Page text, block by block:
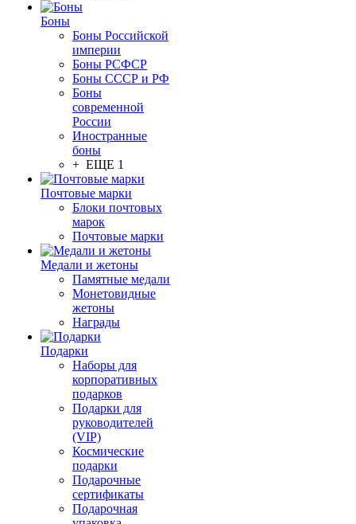
Боны
Боны Российской
империи
Боны РСФСР
Боны СССР и РФ
Боны
современной
России
Иностранные
боны
+ ЕЩЕ 1
Почтовые марки
Блоки почтовых
марок
Почтовые марки
Медали и жетоны
Памятные медали
Монетовидные
жетоны
Награды
Подарки
Наборы для
корпоративных
подарков
Подарки для
руководителей
(VIP)
Космические
подарки
Подарочные
сертификаты
Подарочная